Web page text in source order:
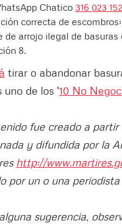
Chatico 316 023
correcta de escombros:
de arrojo ilegal de basuras
8.
tirar o abandonar
uno de los '10 No
fue creado a
y difundida por la
http://
por un o una
sugerencia,